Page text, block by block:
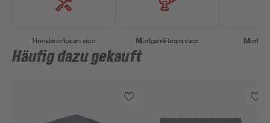
Handwerksservice Mietgeräteservice
Häufig dazu gekauft